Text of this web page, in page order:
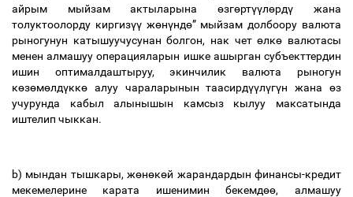
айрым мыйзам актыларынаөзгөртүүлөрдү жана
толуктоолорду киргизүүжөнүндө” мыйзам долбоору валюта
рыногунун катышуучусунан болгон, нак четөлкө валютасы
менен алмашуу операцияларын ишке ашырган субъекттердин
ишин оптималдаштыруу, экинчилик валюта рыногун
көзөмөлдүккө алуу чараларынын таасирдүүлүгүн жанаөз
учурунда кабыл алынышын камсыз кылуу максатында
иштелип чыккан.
b) мындан тышкары, жөнөкөй жарандардын финансы-кредит
мекемелерине карата ишенимин бекемдөө, алмашуу